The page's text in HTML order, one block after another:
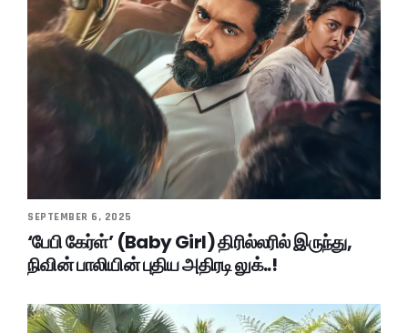
SEPTEMBER 6, 2025
‘பேபி கேர்ள்’ (Baby Girl) திரில்லரில் இருந்து,
நிவின் பாலியின் புதிய அதிரடி லுக்..!